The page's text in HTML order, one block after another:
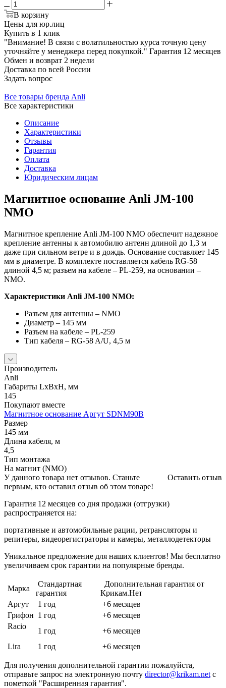
В корзину
Цены для юр.лиц
Купить в 1 клик
"Внимание! В связи с волатильностью курса точную цену
уточняйте у менеджера перед покупкой." Гарантия 12 месяцев
Обмен и возврат 2 недели
Доставка по всей России
Задать вопрос
Все товары бренда Anli
Все характеристики
Описание
Характеристики
Отзывы
Гарантия
Оплата
Доставка
Юридическим лицам
Магнитное основание Anli JM-100
NMO
Магнитное крепление Anli JM-100 NMO обеспечит надежное
крепление антенны к автомобилю антенн длиной до 1,3 м
даже при сильном ветре и в дождь. Основание составляет 145
мм в диаметре. В комплекте поставляется кабель RG-58
длиной 4,5 м; разъем на кабеле – PL-259, на основании –
NMO.
Характеристики Anli JM-100 NMO:
Разъем для антенны – NMO
Диаметр – 145 мм
Разъем на кабеле – PL-259
Тип кабеля – RG-58 A/U, 4,5 м
Производитель
Anli
Габариты LхBхН, мм
145
Покупают вместе
Магнитное основание Аргут SDNM90B
Размер
145 мм
Длина кабеля, м
4,5
Тип монтажа
На магнит (NMO)
Оставить отзыв
У данного товара нет отзывов. Станьте
первым, кто оставил отзыв об этом товаре!
Гарантия 12 месяцев со дня продажи (отгрузки)
распространяется на:
портативные и автомобильные рации, ретрансляторы и
репитеры, видеорегистраторы и камеры, металлодетекторы
Уникальное предложение для наших клиентов! Мы бесплатно
увеличиваем срок гарантии на популярные бренды.
Марка
Стандартная
гарантия
Дополнительная гарантия от
Крикам.Нет
Аргут
1 год
+6 месяцев
Грифон 1 год
+6 месяцев
Racio
1 год
+6 месяцев
Lira
1 год +6 месяцев
Для получения дополнительной гарантии пожалуйста,
отправьте запрос на электронную почту director@krikam.net с
пометкой "Расширенная гарантия".